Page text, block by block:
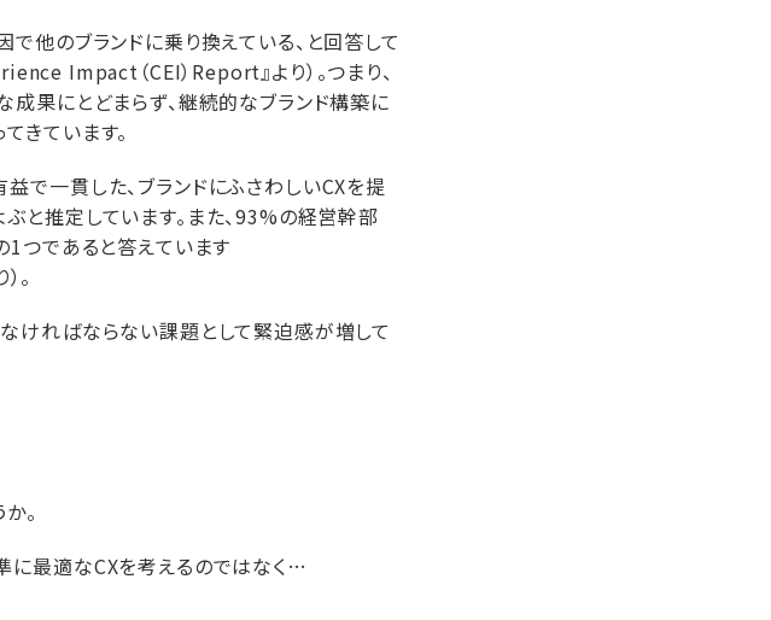
他のブランドに乗り換えている、と回答して
Impact（CEI）Report』より）。つまり、
果にとどまらず、継続的なブランド構築に
きています。
で一貫した、ブランドにふさわしいCXを提
と推定しています。また、93%の経営幹部
つであると答えています
。
ければならない課題として緊迫感が増して
。
に最適なCXを考えるのではなく…